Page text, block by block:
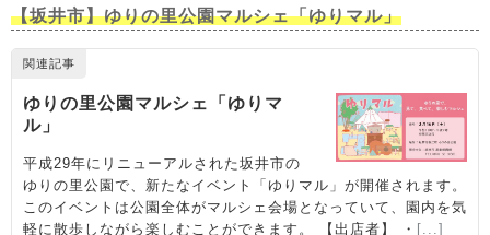
【坂井市】ゆりの里公園マルシェ「ゆりマル」